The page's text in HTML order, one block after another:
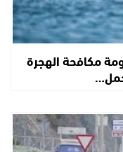
مكافحة الهجرة